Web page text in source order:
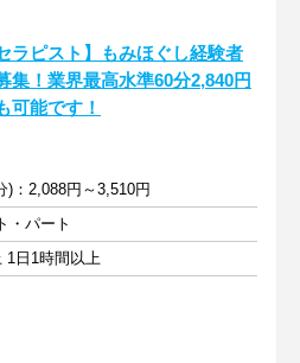
ラピスト】もみほぐし経験者
集！業界最高水準60分2,840円
可能です！
)：2,088円～3,510円
・パート
1日1時間以上